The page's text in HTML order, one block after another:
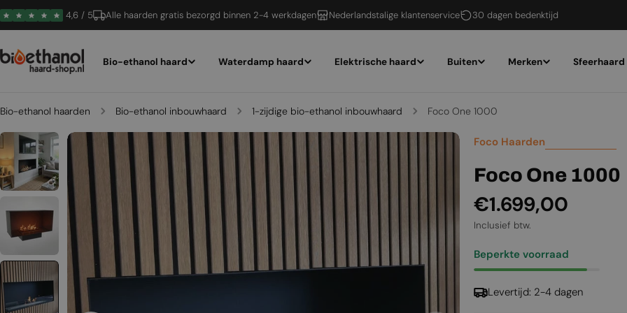
Ga
naar
4,6 / 5 Alle haarden gratis bezorgd binnen 2-4 werkdagen Nederlandstalige klantenservice 30 dagen bedenktijd
Bio-ethanol haard Waterdamp haard Elektrische haard Buiten Merken Sfeerhaard
Bio-ethanol haarden Bio-ethanol inbouwhaard 1-zijdige bio-ethanol inbouwhaard Foco One 1000
Foco Haarden
Foco One 1000
Normale
prijs
€1.699,00
Inclusief btw.
Beperkte voorraad
Levertijd: 2-4 dagen